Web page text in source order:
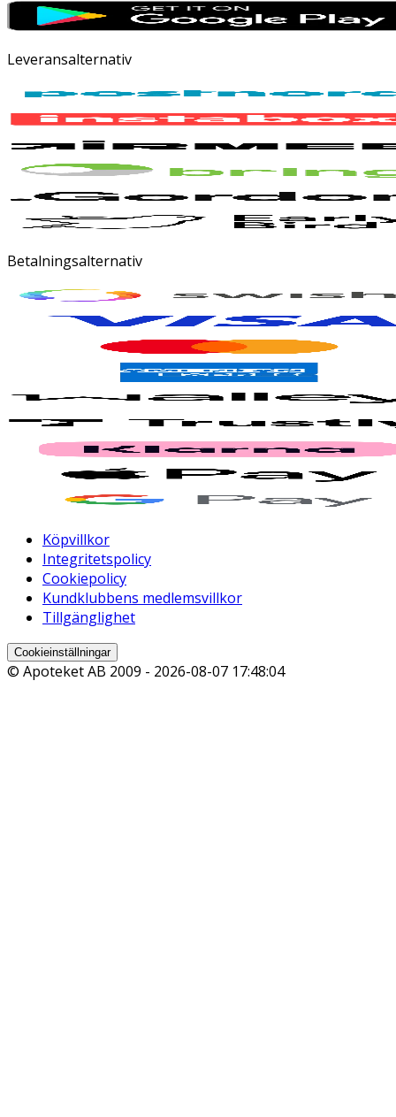
Leveransalternativ
Betalningsalternativ
Köpvillkor
Integritetspolicy
Cookiepolicy
Kundklubbens medlemsvillkor
Tillgänglighet
Cookieinställningar
© Apoteket AB 2009 - 2026-08-07 17:48:04